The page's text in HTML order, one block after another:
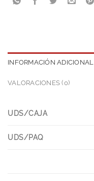
INFORMACIÓN ADICIONAL
VALORACIONES (0)
UDS/CAJA
UDS/PAQ